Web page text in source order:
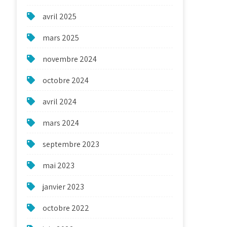
avril 2025
mars 2025
novembre 2024
octobre 2024
avril 2024
mars 2024
septembre 2023
mai 2023
janvier 2023
octobre 2022